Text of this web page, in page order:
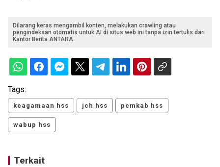
Dilarang keras mengambil konten, melakukan crawling atau
pengindeksan otomatis untuk AI di situs web ini tanpa izin tertulis dari
Kantor Berita ANTARA.
Tags:
keagamaan hss jch hss pemkab hss
wabup hss
Terkait